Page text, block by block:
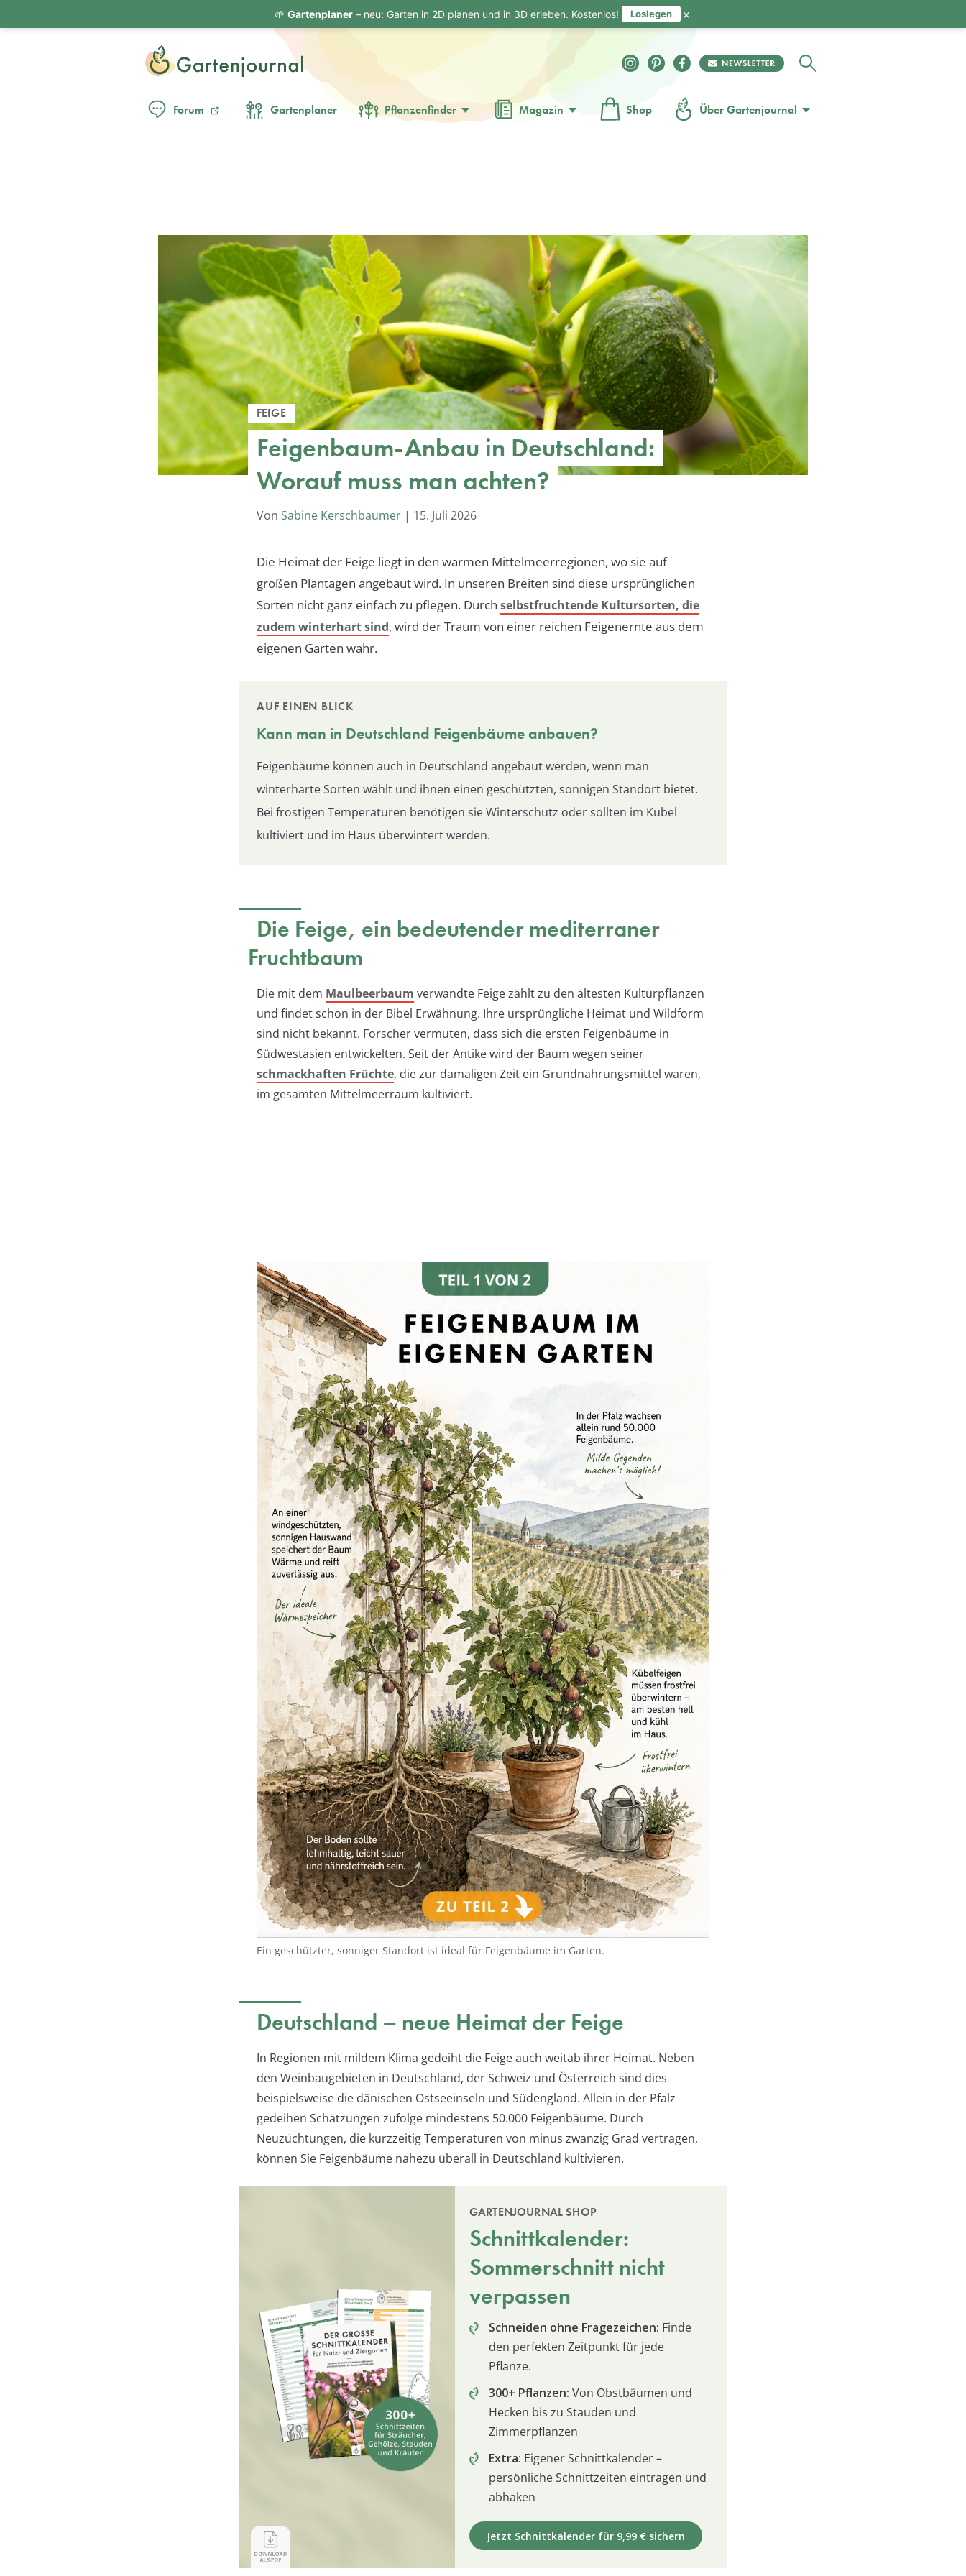
Forum Gartenplaner Pflanzenfinder Magazin Shop Über Gartenjournal
FEIGE
Feigenbaum-Anbau in Deutschland:
Worauf muss man achten?
Von Sabine Kerschbaumer | 15. Juli 2026
Die Heimat der Feige liegt in den warmen Mittelmeerregionen, wo sie auf
großen Plantagen angebaut wird. In unseren Breiten sind diese ursprünglichen
Sorten nicht ganz einfach zu pflegen. Durch selbstfruchtende Kultursorten, die
zudem winterhart sind, wird der Traum von einer reichen Feigenernte aus dem
eigenen Garten wahr.
AUF EINEN BLICK
Kann man in Deutschland Feigenbäume anbauen?
Feigenbäume können auch in Deutschland angebaut werden, wenn man
winterharte Sorten wählt und ihnen einen geschützten, sonnigen Standort bietet.
Bei frostigen Temperaturen benötigen sie Winterschutz oder sollten im Kübel
kultiviert und im Haus überwintert werden.
Die Feige, ein bedeutender mediterraner
Fruchtbaum
Die mit dem Maulbeerbaum verwandte Feige zählt zu den ältesten Kulturpflanzen
und findet schon in der Bibel Erwähnung. Ihre ursprüngliche Heimat und Wildform
sind nicht bekannt. Forscher vermuten, dass sich die ersten Feigenbäume in
Südwestasien entwickelten. Seit der Antike wird der Baum wegen seiner
schmackhaften Früchte, die zur damaligen Zeit ein Grundnahrungsmittel waren,
im gesamten Mittelmeerraum kultiviert.
Ein geschützter, sonniger Standort ist ideal für Feigenbäume im Garten.
Deutschland – neue Heimat der Feige
In Regionen mit mildem Klima gedeiht die Feige auch weitab ihrer Heimat. Neben
den Weinbaugebieten in Deutschland, der Schweiz und Österreich sind dies
beispielsweise die dänischen Ostseeinseln und Südengland. Allein in der Pfalz
gedeihen Schätzungen zufolge mindestens 50.000 Feigenbäume. Durch
Neuzüchtungen, die kurzzeitig Temperaturen von minus zwanzig Grad vertragen,
können Sie Feigenbäume nahezu überall in Deutschland kultivieren.
GARTENJOURNAL SHOP
Schnittkalender:
Sommerschnitt nicht
verpassen
Schneiden ohne Fragezeichen: Finde
den perfekten Zeitpunkt für jede
Pflanze.
300+ Pflanzen: Von Obstbäumen und
Hecken bis zu Stauden und
Zimmerpflanzen
Extra: Eigener Schnittkalender –
persönliche Schnittzeiten eintragen und
abhaken
Jetzt Schnittkalender für 9,99 € sichern
🌱 Gartenplaner– neu: Garten in 2D planen und in 3D erleben. Kostenlos! Loslegen ×